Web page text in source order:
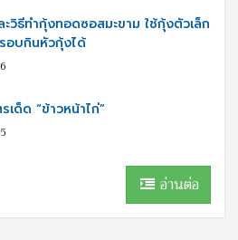
ะวิธีทำกุ้งทอดซอสมะขาม ใช้กุ้งตัวเล็ก
อบกินหัวกุ้งได้
เด็ด “ข้าวหน้าไก่”
อ่านต่อ